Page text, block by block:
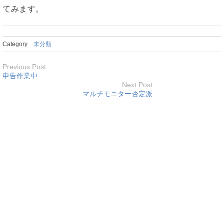
てみます。
Category 未分類
Previous Post
申告作業中
Next Post
マルチモニター否定派